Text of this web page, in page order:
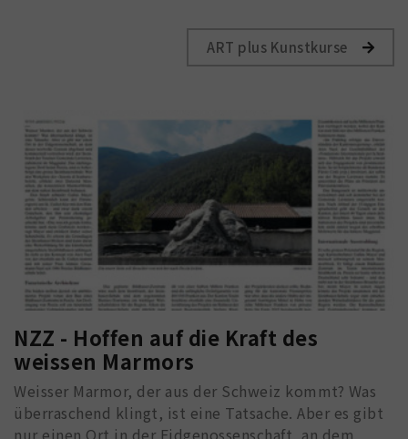
ART plus Kunstkurse
NZZ - Hoffen auf die Kraft des
weissen Marmors
Weisser Marmor, der aus der Schweiz kommt? Was
überraschend klingt, ist eine Tatsache. Aber es gibt